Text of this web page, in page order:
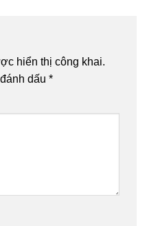
hiển thị công khai.
dấu *